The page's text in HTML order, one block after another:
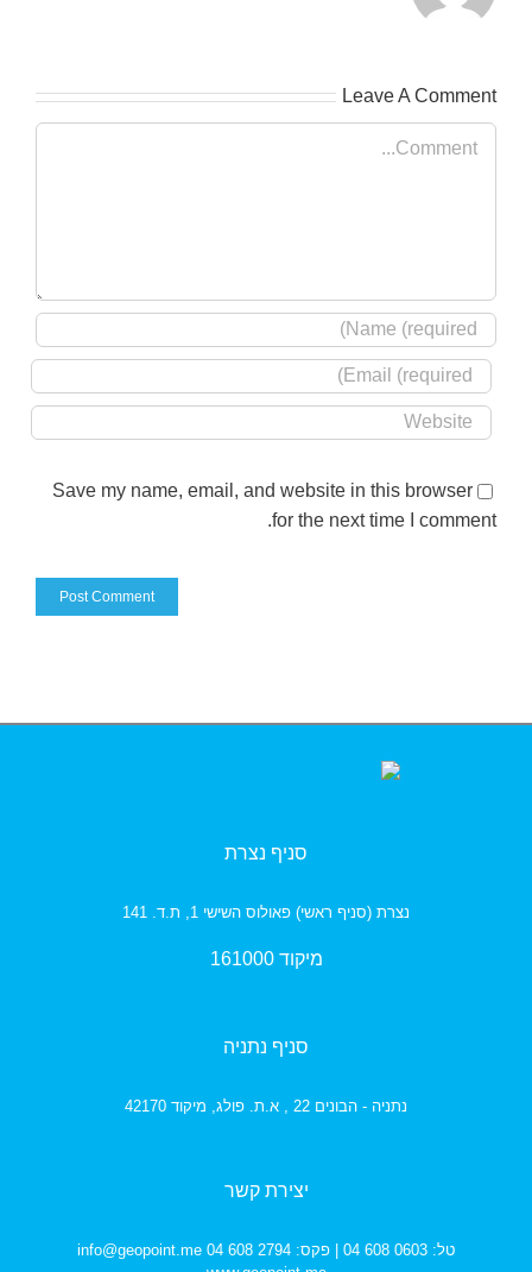
Leave A Comment
Save my name, email, and website in this browser
for the next time I comment.
סניף נצרת
נצרת (סניף ראשי) פאולוס השישי 1, ת.ד. 141
מיקוד 161000
סניף נתניה
נתניה - הבונים 22 , א.ת. פולג, מיקוד 42170
יצירת קשר
טל: 0603 608 04 | פקס: 2794 608 04
info@geopoint.me